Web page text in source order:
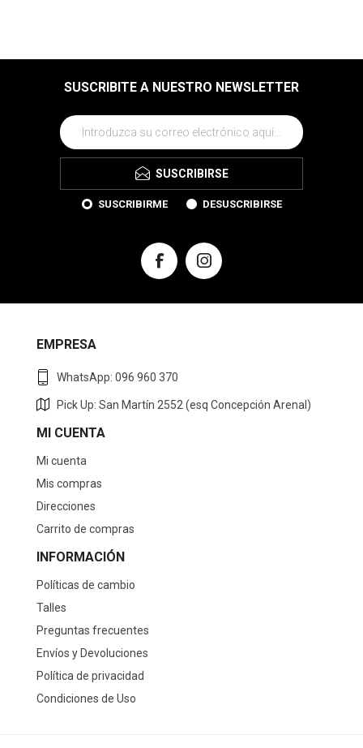
SUSCRIBITE A NUESTRO NEWSLETTER
SUSCRIBIRSE
SUSCRIBIRME DESUSCRIBIRSE
EMPRESA
WhatsApp: 096 960 370
Pick Up: San Martín 2552 (esq Concepción Arenal)
MI CUENTA
Mi cuenta
Mis compras
Direcciones
Carrito de compras
INFORMACIÓN
Políticas de cambio
Talles
Preguntas frecuentes
Envíos y Devoluciones
Política de privacidad
Condiciones de Uso